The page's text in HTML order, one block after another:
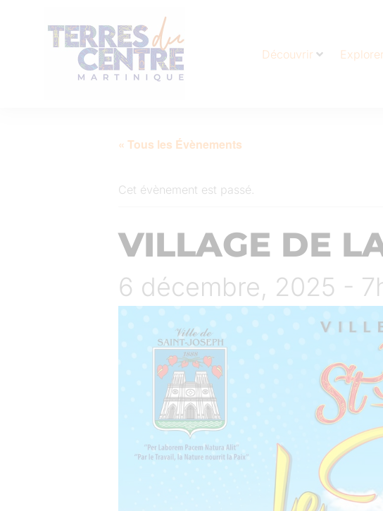
Découvrir Explorer
« Tous les Évènements
Cet évènement est passé.
VILLAGE DE
6 décembre, 2025 -